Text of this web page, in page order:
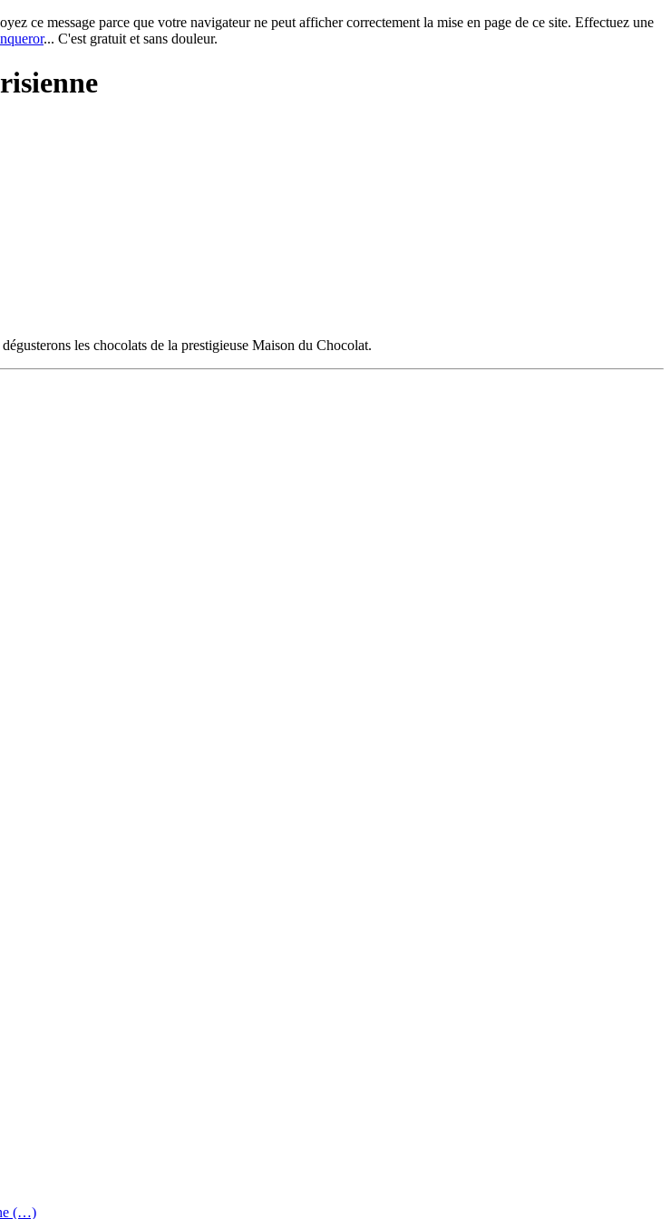
ce message parce que votre navigateur ne peut afficher correctement la mise en page de ce site. Effectuez une
... C'est gratuit et sans douleur.
les chocolats de la prestigieuse Maison du Chocolat.
(…)